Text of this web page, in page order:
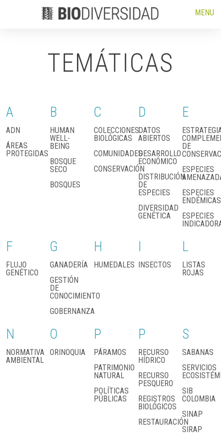
MENU
TEMÁTICAS
A
ADN
ÁREAS
PROTEGIDAS
B
HUMAN
WELL-
BEING
BOSQUE
SECO
BOSQUES
C
COLECCIONES
BIOLÓGICAS
COMUNIDADES
CONSERVACIÓN
D
DATOS
ABIERTOS
DESARROLLO
ECONÓMICO
DISTRIBUCIÓN
DE
ESPECIES
DIVERSIDAD
GENÉTICA
E
DE
ESPECIES
ESPECIES
ENDÉMICAS
ESPECIES
F
FLUJO
GENÉTICO
G
GANADERÍA
GESTIÓN
DE
CONOCIMIENTO
GOBERNANZA
H
HUMEDALES
I
INSECTOS
L
LISTAS
ROJAS
N
NORMATIVA
AMBIENTAL
O
ORINOQUIA
P
PÁRAMOS
PATRIMONIO
NATURAL
POLÍTICAS
PÚBLICAS
P
RECURSO
HÍDRICO
RECURSO
PESQUERO
REGISTROS
BIOLÓGICOS
RESTAURACIÓN
S
SABANAS
SERVICIOS
SIB
COLOMBIA
SINAP
SIRAP